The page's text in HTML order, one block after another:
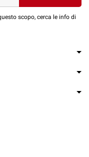
scopo, cerca le info di